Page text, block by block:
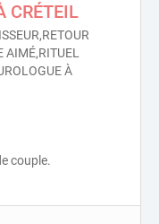
CRÉTEIL
AIMÉ,RITUEL
À
couple.